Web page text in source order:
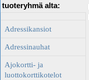
tuoteryhmä alta:
Adressikansiot
Adressinauhat
Ajokortti- ja
luottokorttikotelot